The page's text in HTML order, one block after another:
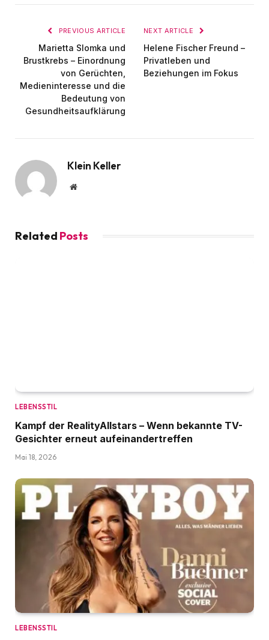
PREVIOUS ARTICLE
Marietta Slomka und
Brustkrebs – Einordnung
von Gerüchten,
Medieninteresse und die
Bedeutung von
Gesundheitsaufklärung
NEXT ARTICLE
Helene Fischer Freund –
Privatleben und
Beziehungen im Fokus
Klein Keller
Website
Related Posts
LEBENSSTIL
Kampf der RealityAllstars – Wenn bekannte TV-
Gesichter erneut aufeinandertreffen
Mai 18, 2026
LEBENSSTIL